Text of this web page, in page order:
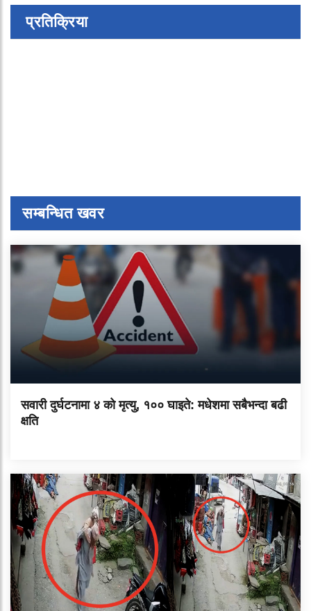
प्रतिक्रिया
सम्बन्धित खवर
सवारी दुर्घटनामा ४ को मृत्यु, १०० घाइते: मधेशमा सबैभन्दा बढी
क्षति